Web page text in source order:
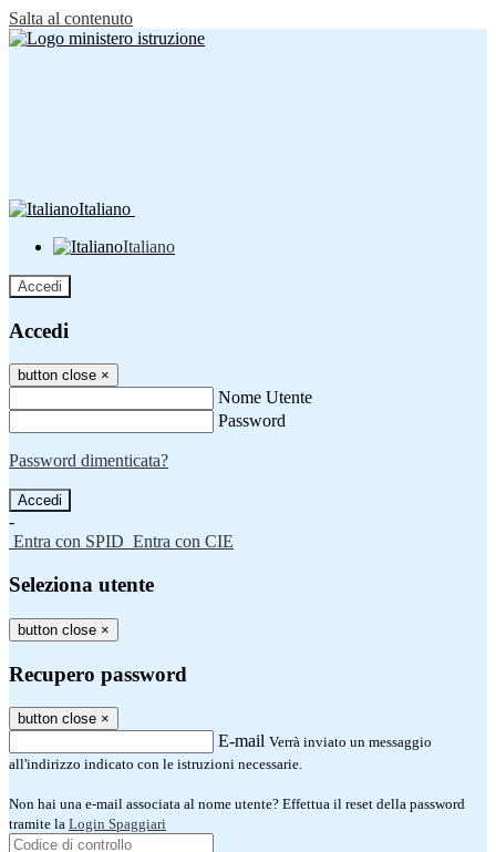
Salta al contenuto
Italiano
Italiano
Accedi
Accedi
button close ×
Nome Utente
Password
Password dimenticata?
-
Entra con SPID Entra con CIE
Seleziona utente
button close ×
Recupero password
button close ×
E-mail Verrà inviato un messaggio
all'indirizzo indicato con le istruzioni necessarie.
Non hai una e-mail associata al nome utente? Effettua il reset della password
tramite la Login Spaggiari